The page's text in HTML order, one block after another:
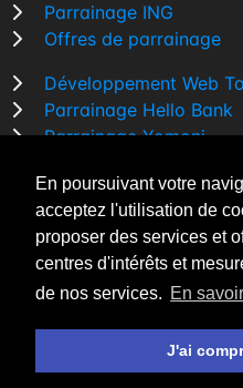
En poursuivant votre
acceptez l'utilisation de
proposer des services et
centres d'intérêts et
de nos services. En
J'ai
Parrainage ING
Offres de parrainage
Développement Web
Parrainage Hello Bank
Parrainage Yomoni
Comparatif banque
By Night v5.7.3| ©
par un